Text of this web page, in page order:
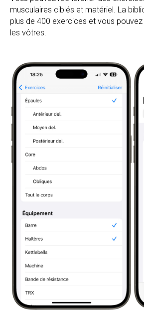
musculaires ciblés et matériel. La
plus de 400 exercices et vous
les vôtres.